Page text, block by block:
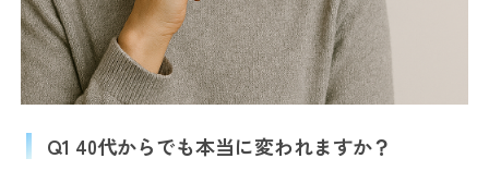
Q1 40代からでも本当に変われますか？